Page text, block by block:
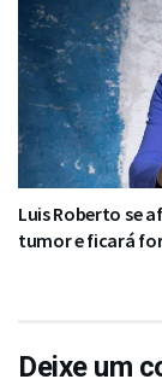
Luis Roberto se
tumor e ficará
Deixe um